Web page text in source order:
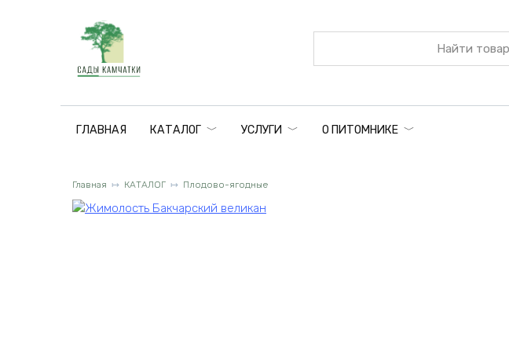
ГЛАВНАЯ КАТАЛОГ УСЛУГИ О ПИТОМНИКЕ
Главная КАТАЛОГ Плодово-ягодные